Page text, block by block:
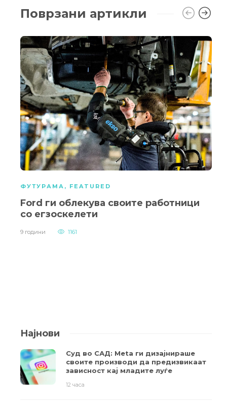
Поврзани артикли
ФУТУРАМА , FEATURED
Ford ги облекува своите работници
со егзоскелети
9 години 1161
Најнови
Суд во САД: Meta ги дизајнираше
своите производи да предизвикаат
зависност кај младите луѓе
12 часа